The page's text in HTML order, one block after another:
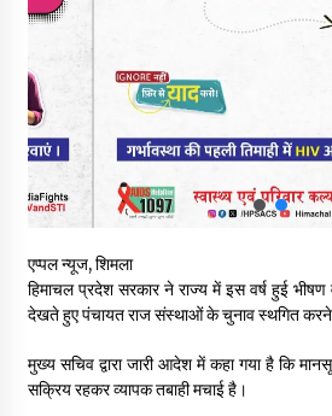
नितिन गडकरी से मिले
आपदा के दौरान मीडिया संचार एवं
ओरिएंटेशन कार्यशाला आयोजित
06/08/2026
06/08/2026
बड़ी ख़बर – अनुबंध कर्मचारियों को
शिक्षा निदेशालय ने जारी किया
05/08/2026
एप्पल न्यूज, शिमला
हिमाचल प्रदेश सरकार ने राज्य में इस वर्ष हुई
देखते हुए पंचायत राज संस्थाओं के चुनाव स्थगित
मुख्य सचिव द्वारा जारी आदेश में कहा गया है कि
सक्रिय रहकर व्यापक तबाही मचाई है।